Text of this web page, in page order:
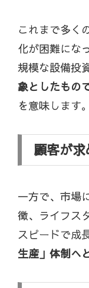
これまで多く
化が困難にな
規模な設備投
象としたもの
を意味します。
顧客が
一方で、市場
徴、ライフス
スピードで成
生産」体制へ